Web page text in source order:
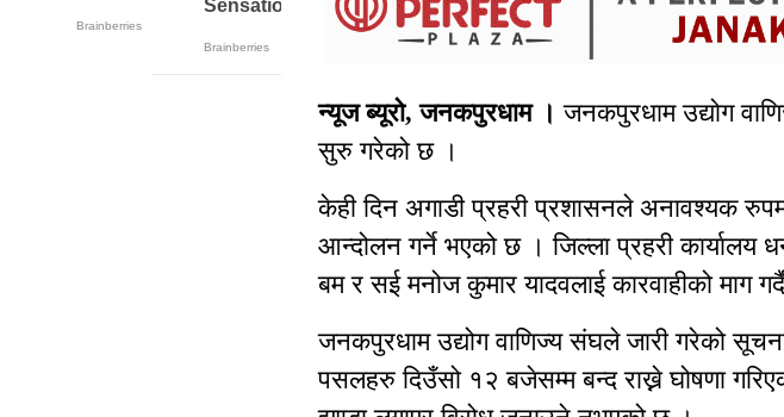
न्यूज ब्यूरो, जनकपुरधाम ।जनकपुरधाम उद्योग
सुरु गरेको छ ।
केही दिन अगाडी प्रहरी प्रशासनले अनावश्यक
आन्दोलन गर्ने भएको छ । जिल्ला प्रहरी कार्यालय
बम र सई मनोज कुमार यादवलाई कारवाहीको माग
जनकपुरधाम उद्योग वाणिज्य संघले जारी गरेको
पसलहरु दिउँसो १२ बजेसम्म बन्द राख्ने घोषणा